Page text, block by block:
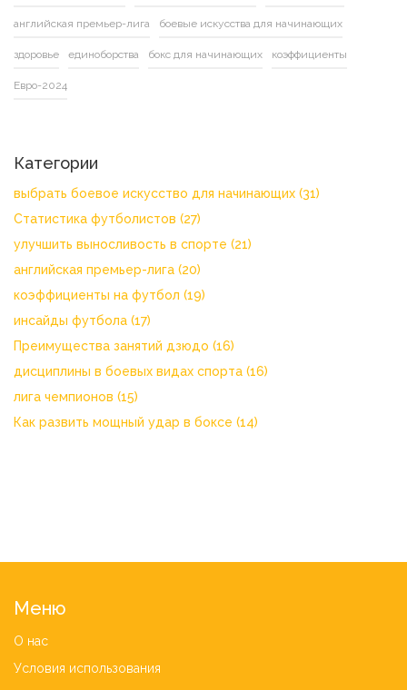
английская премьер-лига боевые искусства для начинающих
здоровье единоборства бокс для начинающих коэффициенты
Евро-2024
Категории
выбрать боевое искусство для начинающих (31)
Статистика футболистов (27)
улучшить выносливость в спорте (21)
английская премьер-лига (20)
коэффициенты на футбол (19)
инсайды футбола (17)
Преимущества занятий дзюдо (16)
дисциплины в боевых видах спорта (16)
лига чемпионов (15)
Как развить мощный удар в боксе (14)
Меню
О нас
Условия использования